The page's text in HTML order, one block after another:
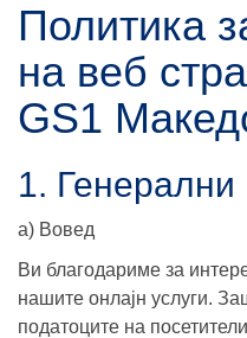
Политика
на веб
GS1
1.
а) Вовед
Ви благодариме за
нашите онлајн услуги.
податоците на